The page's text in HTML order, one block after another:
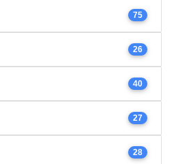
75
26
40
27
28